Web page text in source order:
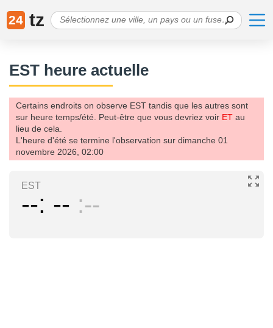
24 tz
EST heure actuelle
Certains endroits on observe EST tandis que les autres sont
sur heure temps/été. Peut-être que vous devriez voir ET au
lieu de cela.
L'heure d'été se termine l'observation sur dimanche 01
novembre 2026, 02:00
EST
-- -- --